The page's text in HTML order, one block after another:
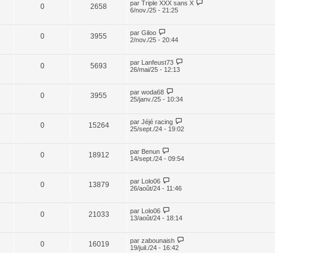
0 2658 par Triple XXX sans X
6/nov./25 - 21:25
0 3955 par Giloo
2/nov./25 - 20:44
0 5693 par Lanfeust73
26/mai/25 - 12:13
0 3955 par woda68
25/janv./25 - 10:34
0 15264 par Jéjé racing
25/sept./24 - 19:02
0 18912 par Benun
14/sept./24 - 09:54
0 13879 par Lolo06
26/août/24 - 11:46
0 21033 par Lolo06
13/août/24 - 18:14
0 16019 par zabounaish
19/juil./24 - 16:42